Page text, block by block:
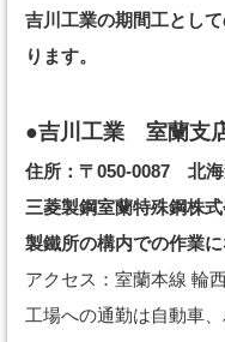
吉川工業の期間工とし
ります。
●吉川工業 室蘭支
住所：〒050-0087 北
三菱製鋼室蘭特殊鋼株
製鐵所の構内での作業に
アクセス：室蘭本線 輪
工場への通勤は自動車、